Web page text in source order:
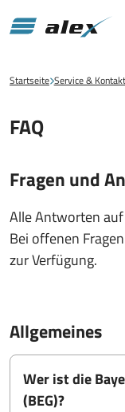
Startseite Service & Kontakt
FAQ
Fragen und
Alle Antworten
Bei offenen
zur Verfügung.
Allgemeines
Wer ist die
(BEG)?